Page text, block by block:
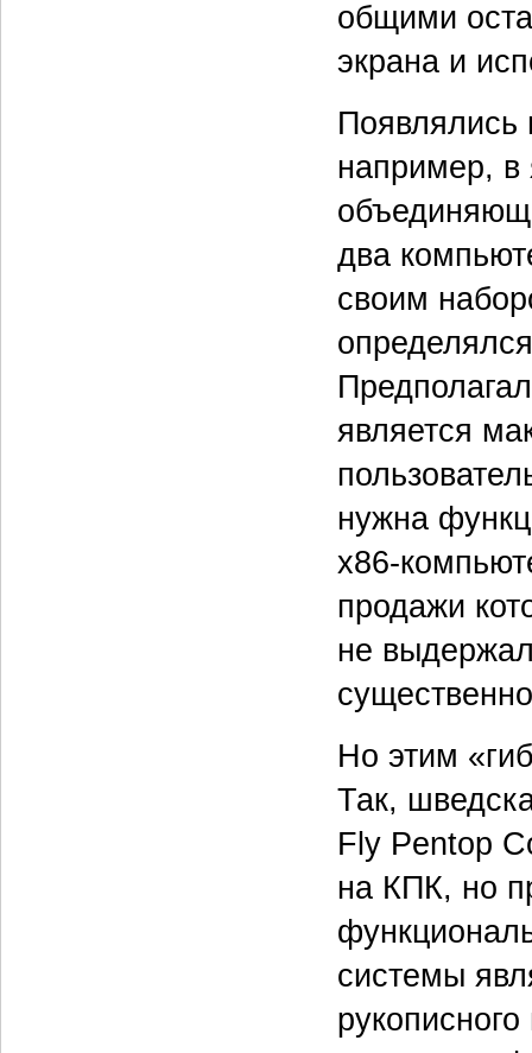
общими
экрана и
Появлялись
например, в
два
своим
является
нужна
x86-
продажи
не
Но этим
Так,
Fly Pentop
на КПК, но
системы